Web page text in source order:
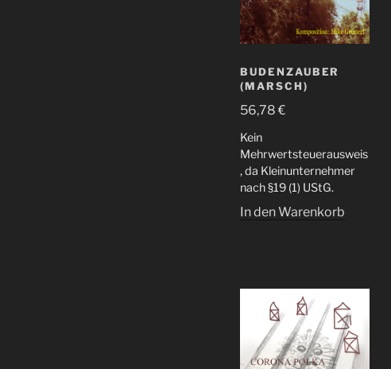
BUDENZAUBER
(MARSCH)
56,78€
Kein
Mehrwertsteuerausweis
, da Kleinunternehmer
nach §19 (1) UStG.
In den Warenkorb